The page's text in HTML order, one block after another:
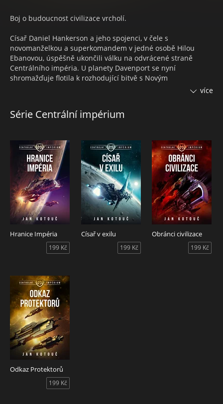
Boj o budoucnost civilizace vrcholí.
Císař Daniel Hankerson a jeho spojenci, v čele s
novomanželkou a superkomandem v jedné osobě Hilou
Ebanovou, úspěšně ukončili válku na odvrácené straně
Centrálního impéria. U planety Davenport se nyní
shromažďuje flotila k rozhodující bitvě s Novým
rodině. Pokud se mu to nepodaří, bude mít v zádech druhou
Oba tyto úkoly císařovu osobní jednotku zavedou v
předvečer bitvy na planetu Zemi. Země je kolébkou civilizace
a jak praví heslo rodu Hankersonů: Civilizace musí
pokračovat.
více
Série Centrální impérium
Hranice Impéria
199 Kč
Císař v exilu
199 Kč
Obránci civilizace
199 Kč
Odkaz Protektorů
199 Kč